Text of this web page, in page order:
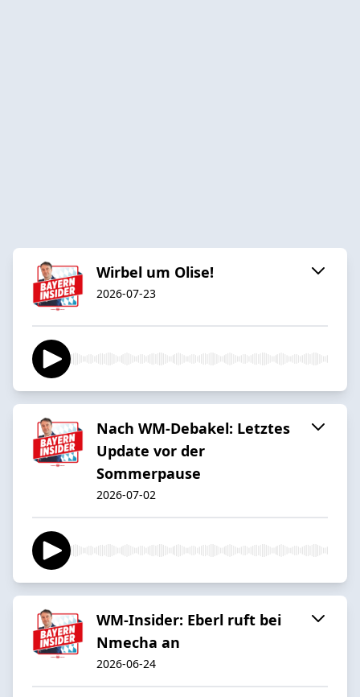
Wirbel um Olise!
2026-07-23
Nach WM-Debakel: Letztes
Update vor der
Sommerpause
2026-07-02
WM-Insider: Eberl ruft bei
Nmecha an
2026-06-24